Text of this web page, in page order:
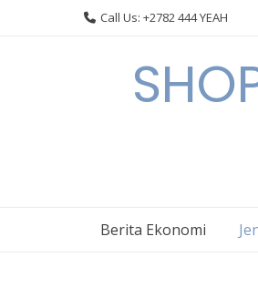
Call Us: +2782 444 YEAH
Berita Ekonomi